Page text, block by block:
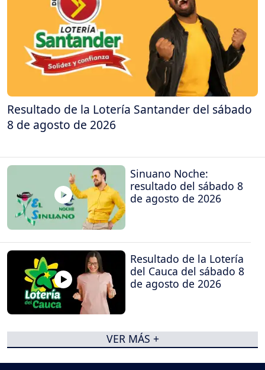
Resultado de la Lotería Santander del sábado
8 de agosto de 2026
Sinuano Noche:
resultado del sábado 8
de agosto de 2026
Resultado de la Lotería
del Cauca del sábado 8
de agosto de 2026
VER MÁS +